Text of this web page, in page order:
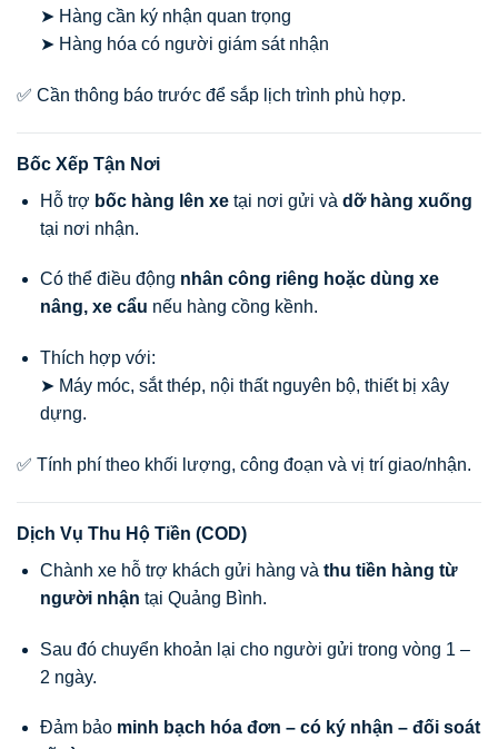
➤ Hàng cần ký nhận quan trọng
➤ Hàng hóa có người giám sát nhận
✅ Cần thông báo trước để sắp lịch trình phù hợp.
Bốc Xếp Tận Nơi
Hỗ trợ bốc hàng lên xetại nơi gửi và dỡ hàng xuống
tại nơi nhận.
Có thể điều động nhân công riêng hoặc dùng xe
nâng, xe cẩu nếu hàng cồng kềnh.
Thích hợp với:
➤ Máy móc, sắt thép, nội thất nguyên bộ, thiết bị xây
dựng.
✅ Tính phí theo khối lượng, công đoạn và vị trí giao/nhận.
Dịch Vụ Thu Hộ Tiền (COD)
Chành xe hỗ trợ khách gửi hàng và thu tiền hàng từ
người nhận tại Quảng Bình.
Sau đó chuyển khoản lại cho người gửi trong vòng 1 –
2 ngày.
Đảm bảo minh bạch hóa đơn – có ký nhận – đối soát